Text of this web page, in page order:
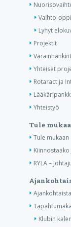
Vaihto-
Lyhyt
Projektit
Yhteiset
Rotaract ja
Lääkäripankki
Yhteistyö
Tule
Tule mukaan
Kiinnostaako
RYLA –
Ajankohtaista
Klubin